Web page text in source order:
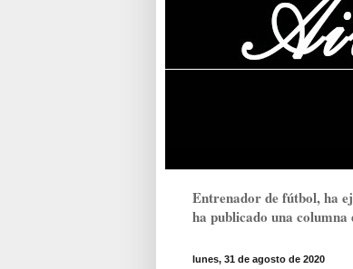
Entrenador de fútbol, ha
ha publicado una columna
lunes, 31 de agosto de 2020